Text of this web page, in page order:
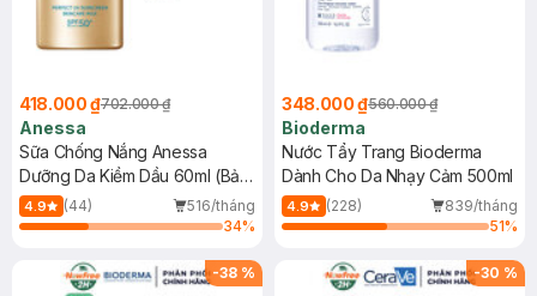
418.000 ₫702.000 ₫
Anessa
Sữa Chống Nắng Anessa
Dưỡng Da Kiềm Dầu 60ml (Bản
Mới)
4.9 (44)
516/tháng
34%
348.000 ₫560.000 ₫
Bioderma
Nước Tẩy Trang Bioderma
Dành Cho Da Nhạy Cảm 500ml
4.9 (228)
839/tháng
51%
-38 % -30 %